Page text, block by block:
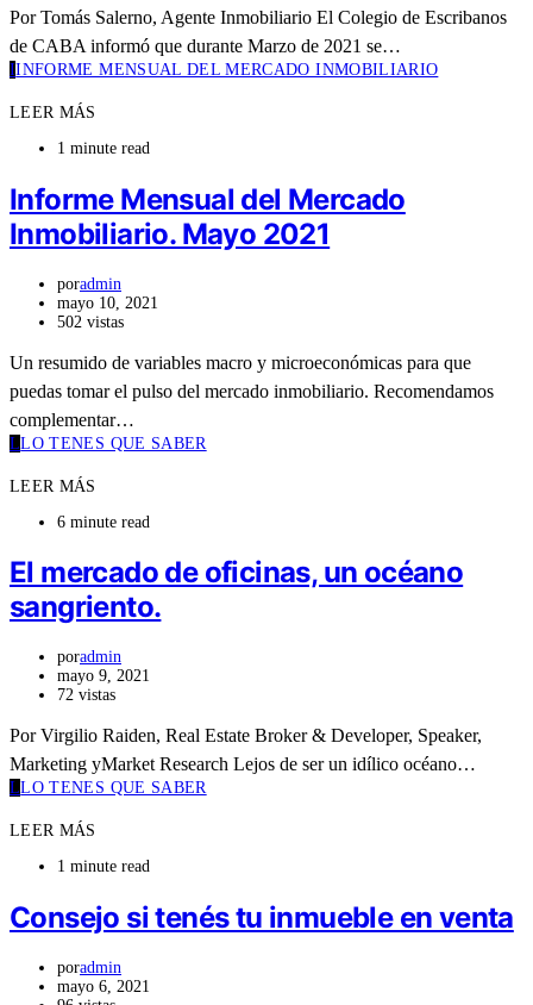
Por Tomás Salerno, Agente Inmobiliario El Colegio de Escribanos
de CABA informó que durante Marzo de 2021 se…
IINFORME MENSUAL DEL MERCADO INMOBILIARIO
LEER MÁS
1 minute read
Informe Mensual del Mercado
Inmobiliario. Mayo 2021
poradmin
mayo 10, 2021
502 vistas
Un resumido de variables macro y microeconómicas para que
puedas tomar el pulso del mercado inmobiliario. Recomendamos
complementar…
LLO TENES QUE SABER
LEER MÁS
6 minute read
El mercado de oficinas, un océano
sangriento.
poradmin
mayo 9, 2021
72 vistas
Por Virgilio Raiden, Real Estate Broker & Developer, Speaker,
Marketing yMarket Research Lejos de ser un idílico océano…
LLO TENES QUE SABER
LEER MÁS
1 minute read
Consejo si tenés tu inmueble en venta
poradmin
mayo 6, 2021